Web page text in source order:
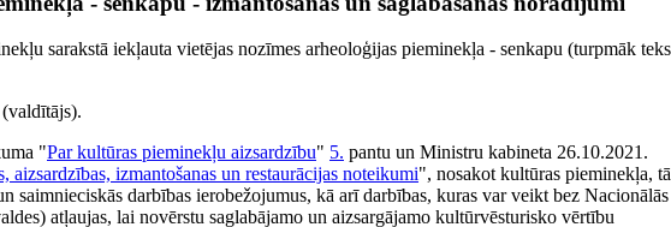
sarakstā iekļauta vietējas nozīmes arheoloģijas pieminekļa - senkapu (turpmāk
"Par kultūras pieminekļu aizsardzību" 5. pantu un Ministru kabineta 26.10.2021.
aizsardzības, izmantošanas un restaurācijas noteikumi", nosakot kultūras pieminekļa, tā
saimnieciskās darbības ierobežojumus, kā arī darbības, kuras var veikt bez Nacionālās
atļaujas, lai novērstu saglabājamo un aizsargājamo kultūrvēsturisko vērtību